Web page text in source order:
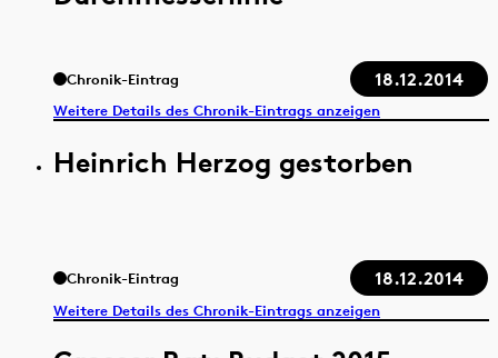
Chronik-Eintrag 18.12.2014
Weitere Details des Chronik-Eintrags anzeigen
Heinrich Herzog gestorben
Chronik-Eintrag 18.12.2014
Weitere Details des Chronik-Eintrags anzeigen